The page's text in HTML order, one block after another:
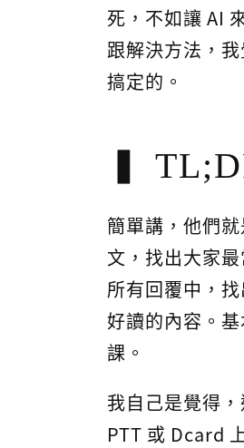
死，不如讓 AI
跟解決方法，
搞定的。
簡單講，他們
文，找出大家
所有回覆中，
好讀的內容。
課。
我自己是覺得
PTT 或 Dcard